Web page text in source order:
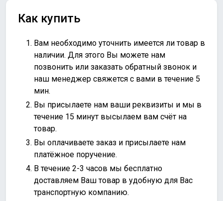
Как купить
Вам необходимо уточнить имеется ли товар в
наличии. Для этого Вы можете нам
позвонить или заказать обратный звонок и
наш менеджер свяжется с вами в течение 5
мин.
Вы присылаете нам ваши реквизиты и мы в
течение 15 минут высылаем вам счёт на
товар.
Вы оплачиваете заказ и присылаете нам
платёжное поручение.
В течение 2-3 часов мы бесплатно
доставляем Ваш товар в удобную для Вас
транспортную компанию.